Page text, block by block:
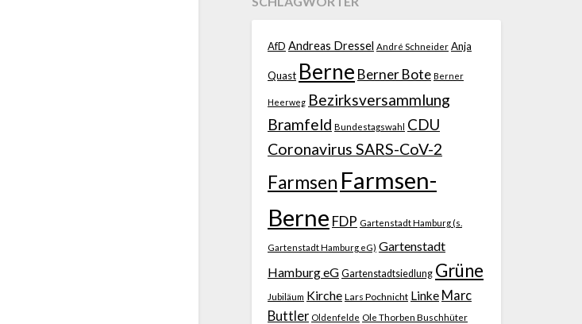
AfD Andreas Dressel André Schneider Anja
Quast Berne Berner Bote Berner
Heerweg Bezirksversammlung
Bramfeld Bundestagswahl CDU
Coronavirus SARS-CoV-2
Farmsen Farmsen-
Berne FDP Gartenstadt Hamburg (s.
Gartenstadt Hamburg eG) Gartenstadt
Hamburg eG Gartenstadtsiedlung Grüne
Jubiläum Kirche Lars Pochnicht Linke Marc
Buttler Oldenfelde Ole Thorben Buschhüter